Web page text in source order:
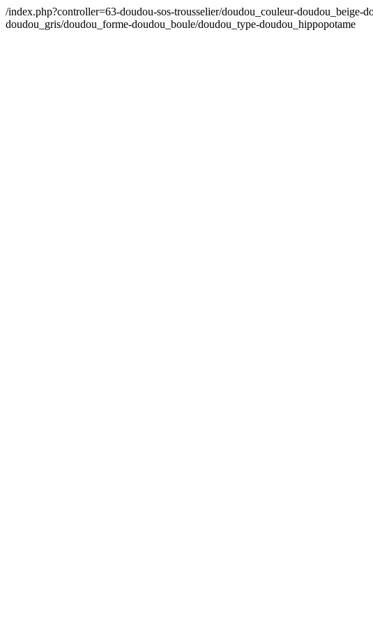
/index.php?controller=63-doudou-sos-trousselier/doudou_couleur-
doudou_gris/doudou_forme-doudou_boule/doudou_type-doudou_hippopotame